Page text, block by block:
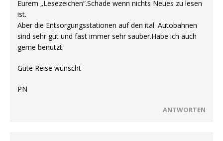
Eurem „Lesezeichen“.Schade wenn nichts Neues zu lesen
ist.
Aber die Entsorgungsstationen auf den ital. Autobahnen
sind sehr gut und fast immer sehr sauber.Habe ich auch
gerne benutzt.
Gute Reise wünscht
PN
ANTWORTEN